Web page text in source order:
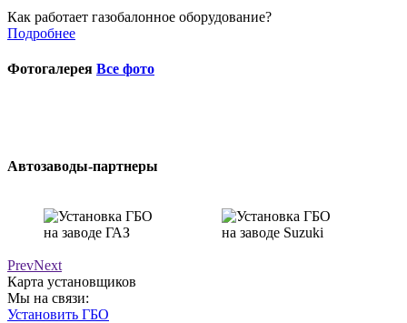
Как работает газобалонное оборудование?
Подробнее
Фотогалерея Все фото
Автозаводы-партнеры
PrevNext
Карта установщиков
Мы на связи:
Установить ГБО